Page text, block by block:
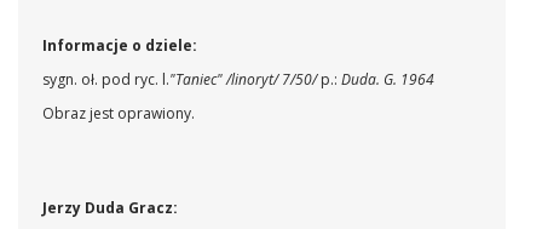
Informacje o dziele:
sygn. oł. pod ryc. l."Taniec" /linoryt/ 7/50/p.: Duda. G. 1964
Obraz jest oprawiony.
Jerzy Duda Gracz: